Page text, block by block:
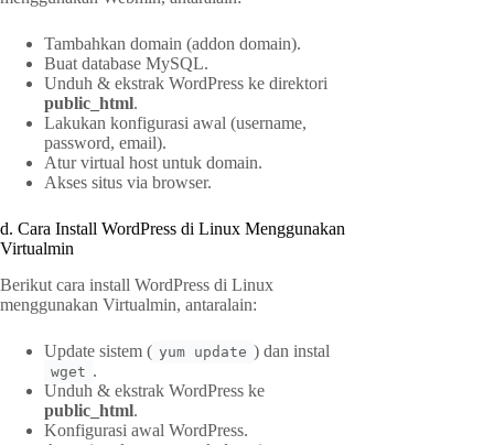
Tambahkan domain (addon domain).
Buat database MySQL.
Unduh & ekstrak WordPress ke direktori
public_html.
Lakukan konfigurasi awal (username,
password, email).
Atur virtual host untuk domain.
Akses situs via browser.
d. Cara Install WordPress di Linux Menggunakan
Virtualmin
Berikut cara install WordPress di Linux
menggunakan Virtualmin, antaralain:
Update sistem ( yum update ) dan instal
wget .
Unduh & ekstrak WordPress ke
public_html.
Konfigurasi awal WordPress.